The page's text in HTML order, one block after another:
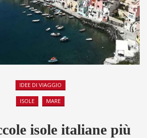
IDEE DI VIAGGIO
ISOLE MARE
isole italiane più